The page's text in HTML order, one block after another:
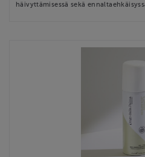
häivyttämisessä sekä